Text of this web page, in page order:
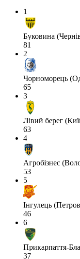
1
Буковина
81
2
Чорноморець
65
3
Лівий берег
63
4
Агробізнес
53
5
Інгулець
46
6
Прикарпаття-
37